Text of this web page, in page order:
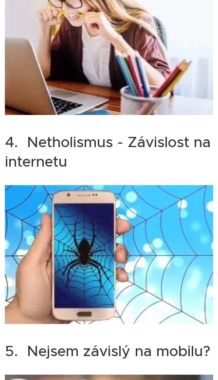
4. Netholismus - Závislost na
internetu
5. Nejsem závislý na mobilu?